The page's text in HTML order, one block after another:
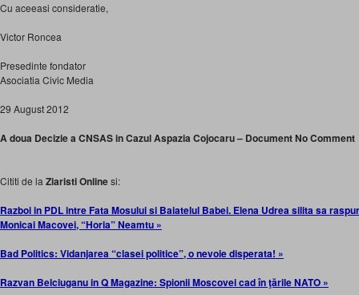
Cu aceeasi consideratie,
Victor Roncea
Presedinte fondator
Asociatia Civic Media
29 August 2012
A doua Decizie a CNSAS in Cazul Aspazia Cojocaru – Document No Comment
Cititi de la Ziaristi Onlinesi:
Razboi in PDL intre Fata Mosului si Baiatelul Babei. Elena Udrea silita sa
Monicai Macovei, “Horia” Neamtu »
Bad Politics: Vidanjarea “clasei politice”, o nevoie disperata! »
Razvan Belciuganu in Q Magazine: Spionii Moscovei cad în ţările NATO »